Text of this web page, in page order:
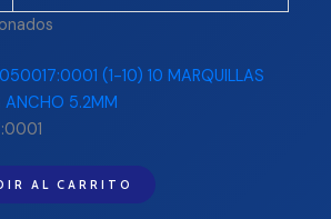
AL CARRITO